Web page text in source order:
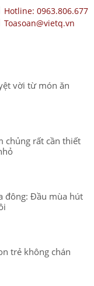
Hotline: 0963.806.677
Toasoan@vietq.vn
vời từ món ăn
chủng rất cần thiết
đông: Đầu mùa hút
trẻ không chán